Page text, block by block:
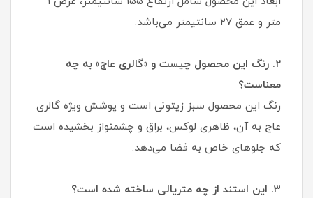
متر و عمق ۲۷ سانتیمتر می‌باشد.
۲. رنگ این محصول چیست و «گالری عاج» به چه
معناست؟
رنگ این محصول سبز زیتونی است و پوشش ویژه گالری
عاج به آن، ظاهری لوکس، براق و چشمنواز بخشیده است
که جلوهای خاص به فضا می‌دهد.
۳. این استند از چه متریالی ساخته شده است؟